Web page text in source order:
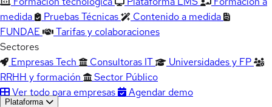
medida
Pruebas Técnicas
Contenido a medida
FUNDAE
Tarifas y colaboraciones
Sectores
Empresas Tech
Consultoras IT
Universidades y FP
RRHH y formación
Sector Público
Ver todo para empresas
Agendar demo
Plataforma